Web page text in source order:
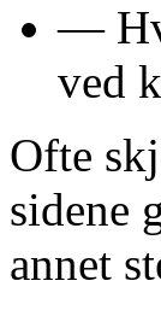
—
ved
Ofte
sidene
annet